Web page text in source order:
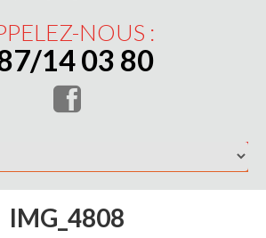
NOUS :
14 03 80
IMG_4808